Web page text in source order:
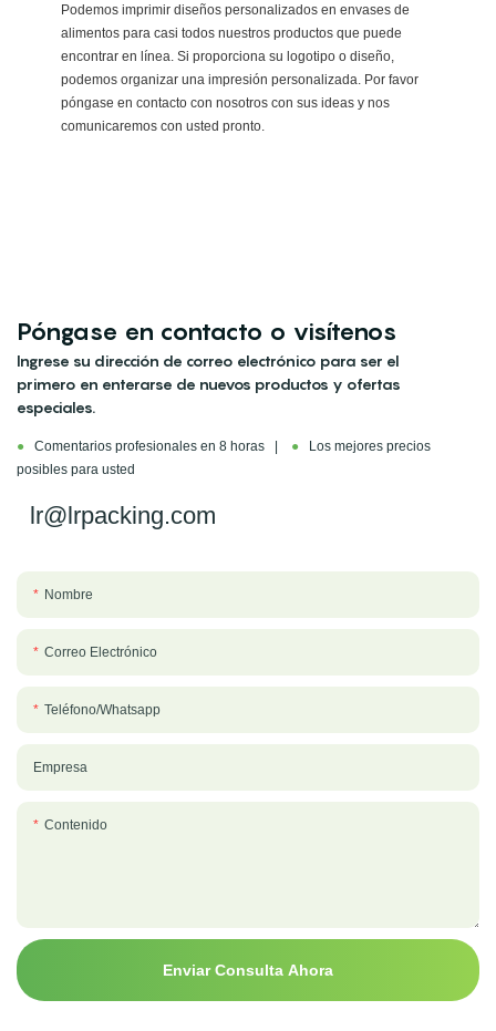
Podemos imprimir diseños personalizados en envases de
alimentos para casi todos nuestros productos que puede
encontrar en línea. Si proporciona su logotipo o diseño,
podemos organizar una impresión personalizada. Por favor
póngase en contacto con nosotros con sus ideas y nos
comunicaremos con usted pronto.
Póngase en contacto o visítenos
Ingrese su dirección de correo electrónico para ser el
primero en enterarse de nuevos productos y ofertas
especiales.
● Comentarios profesionales en 8 horas | ●
Los mejores precios
posibles para usted
lr@lrpacking.com
Nombre
Correo Electrónico
Teléfono/whatsapp
Empresa
Contenido
Enviar Consulta Ahora